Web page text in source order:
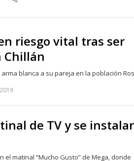
Share
riesgo vital tras ser
Chillán
blanca a su pareja en la población
de TV y se
el matinal “Mucho Gusto” de Mega, donde